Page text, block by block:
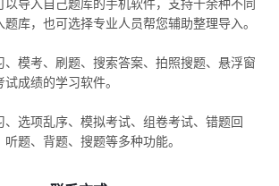
以导入自己题库的手机软件，支持十余种不同
库，也可选择专业人员帮您辅助整理导入。
、模考、刷题、搜索答案、拍照搜题、悬浮窗
成绩的学习软件。
、选项乱序、模拟考试、组卷考试、错题回
题、背题、搜题等多种功能。